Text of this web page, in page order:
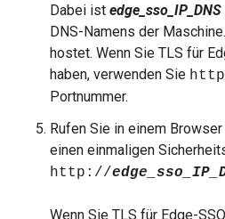
Dabei ist edge_sso_IP_DNS
DNS-Namens der
hostet. Wenn Sie TLS für
haben, verwenden Sie
Portnummer.
Rufen Sie in einem
einen einmaligen
http://
Wenn Sie TLS für Edge-